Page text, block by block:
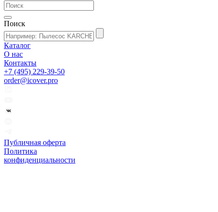
Поиск
Каталог
О нас
Контакты
+7 (495) 229-39-50
order@icover.pro
Публичная оферта
Политика
конфиденциальности